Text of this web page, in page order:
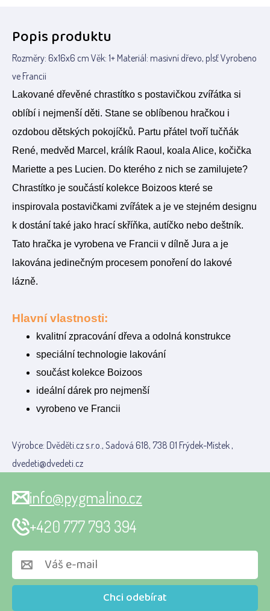
Popis produktu
Rozměry: 6x16x6 cm Věk: 1+ Materiál: masivní dřevo, plsť Vyrobeno
ve Francii
Lakované dřevěné chrastítko s postavičkou zvířátka si
oblíbí i nejmenší děti. Stane se oblíbenou hračkou i
ozdobou dětských pokojíčků. Partu přátel tvoří tučňák
René, medvěd Marcel, králík Raoul, koala Alice, kočička
Mariette a pes Lucien. Do kterého z nich se zamilujete?
Chrastítko je součástí kolekce Boizoos které se
inspirovala postavičkami zvířátek a je ve stejném designu
k dostání také jako hrací skříňka, autíčko nebo deštník.
Tato hračka je vyrobena ve Francii v dílně Jura a je
lakována jedinečným procesem ponoření do lakové
lázně.
Hlavní vlastnosti:
kvalitní zpracování dřeva a odolná konstrukce
speciální technologie lakování
součást kolekce Boizoos
ideální dárek pro nejmenší
vyrobeno ve Francii
Výrobce: Dvěděti.cz s.r.o., Sadová 618, 738 01 Frýdek-Místek ,
dvedeti@dvedeti.cz
Chci odebírat
info@pygmalino.cz
+420 777 793 394